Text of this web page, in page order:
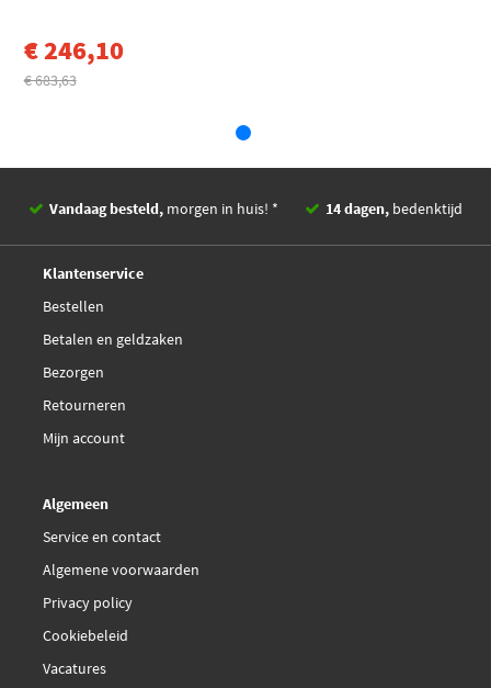
Metzger 08920139
Sidat 83.1665
Sidat 83.1665AS
€ 246,10
€ 683,63
Vandaag besteld, morgen in huis! * 14 dagen, bedenktijd
Klantenservice
Bestellen
Betalen en geldzaken
Bezorgen
Retourneren
Mijn account
Algemeen
Service en contact
Algemene voorwaarden
Privacy policy
Cookiebeleid
Vacatures